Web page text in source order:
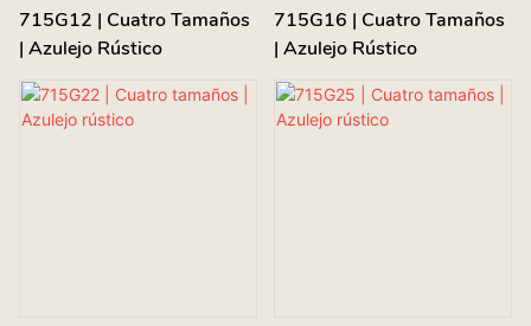
715G12 | Cuatro Tamaños
| Azulejo Rústico
715G16 | Cuatro Tamaños
| Azulejo Rústico